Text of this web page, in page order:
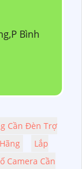
Bình
Cần Đèn Trợ
Lắp
Camera Cần